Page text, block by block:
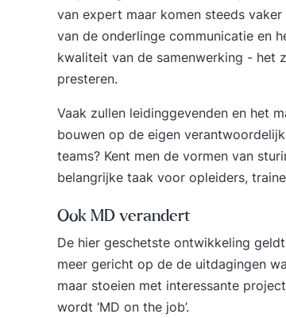
van expert maar komen steeds
van de onderlinge communicatie en
kwaliteit van de samenwerking - het
presteren.
Vaak zullen leidinggevenden en het
bouwen op de eigen
teams? Kent men de vormen van
belangrijke taak voor opleiders,
Ook MD verandert
De hier geschetste ontwikkeling
meer gericht op de de uitdagingen
maar stoeien met interessante
wordt ‘MD on the job’.